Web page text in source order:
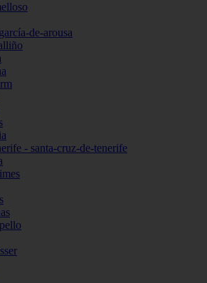
de-arousa
- santa-cruz-de-tenerife